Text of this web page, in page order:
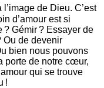
de Dieu. C’est
d’amour est si
? Gémir ? Essayer de
Ou de devenir
bien nous pouvons
porte de notre cœur,
qui se trouve
!